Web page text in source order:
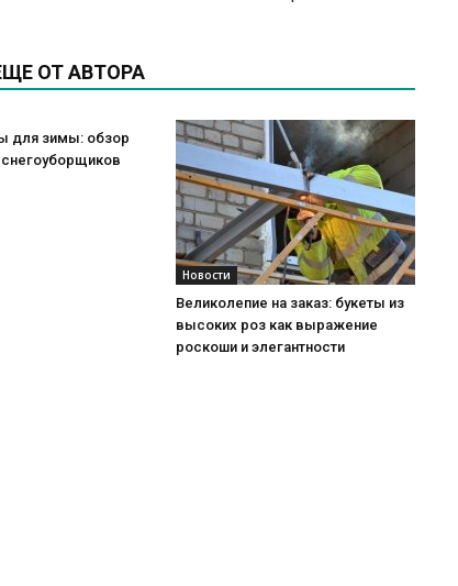
ОТ АВТОРА
для зимы: обзор
Новости
Великолепие на заказ: букеты из
высоких роз как выражение
роскоши и элегантности